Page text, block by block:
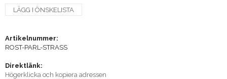
LÄGG I ÖNSKELISTA
Artikelnummer:
ROST-PARL-STRASS
Direktlänk:
Högerklicka och kopiera adressen